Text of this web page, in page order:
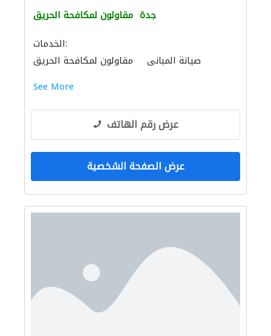
مقاولون لمكافحة الحريق جدة
الخدمات:
مقاولون لمكافحة الحريق
صيانة المباني
See More
عرض رقم الهاتف
عرض الصفحة الشخصية